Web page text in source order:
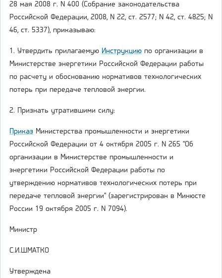
28 мая 2008 г. N 400 (Собрание законодательства
Российской Федерации, 2008, N 22, ст. 2577; N 42, ст. 4825; N
46, ст. 5337), приказываю:
1. Утвердить прилагаемую Инструкцию по организации в
Министерстве энергетики Российской Федерации работы
по расчету и обоснованию нормативов технологических
потерь при передаче тепловой энергии.
2. Признать утратившими силу:
Приказ Министерства промышленности и энергетики
Российской Федерации от 4 октября 2005 г. N 265 "Об
организации в Министерстве промышленности и
энергетики Российской Федерации работы по
утверждению нормативов технологических потерь при
передаче тепловой энергии" (зарегистрирован в Минюсте
России 19 октября 2005 г. N 7094).
Министр
С.И.ШМАТКО
Утверждена